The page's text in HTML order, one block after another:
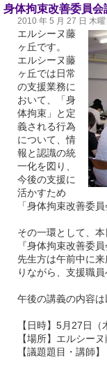
身体拘束改善委員
2010 年 5 月 27 日 木曜
エルシーヌ藤
ヶ丘です。
エルシーヌ藤
ヶ丘では日常
の支援業務に
おいて、「身
体拘束」と定
義される行為
について、情
報と認識の統
一化を図り、
今後の支援に
活かすため
「身体拘束改善委
その一環として、
『身体拘束改善委
先生方は午前中に
りながら、支援職
午後の講義の内容は
【日時】5月27日（
【場所】エルシー
【議題題目・講師】